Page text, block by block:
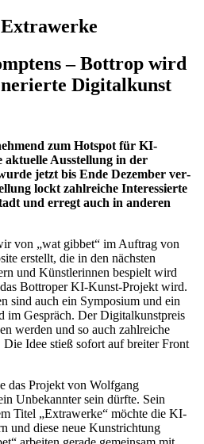
– Bottrop wird
Digitalkunst
zum Hotspot für KI-
Ausstellung in der
jetzt bis Ende Dezember ver­
lockt zahlreiche Interessierte
und erregt auch in anderen
von „wat gibbet“ im Auftrag von
erstellt, die in den nächsten
und Künstlerinnen bespielt wird
Bottroper KI-Kunst-Projekt wird.
sind auch ein Symposium und ein
Gespräch. Der Digitalkunstpreis
werden und so auch zahlreiche
Idee stieß sofort auf breiter Front
das Projekt von Wolfgang
Unbekannter sein dürfte. Sein
Titel „Extrawerke“ möchte die KI-
und diese neue Kunstrichtung